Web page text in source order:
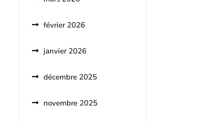
février 2026
janvier 2026
décembre 2025
novembre 2025